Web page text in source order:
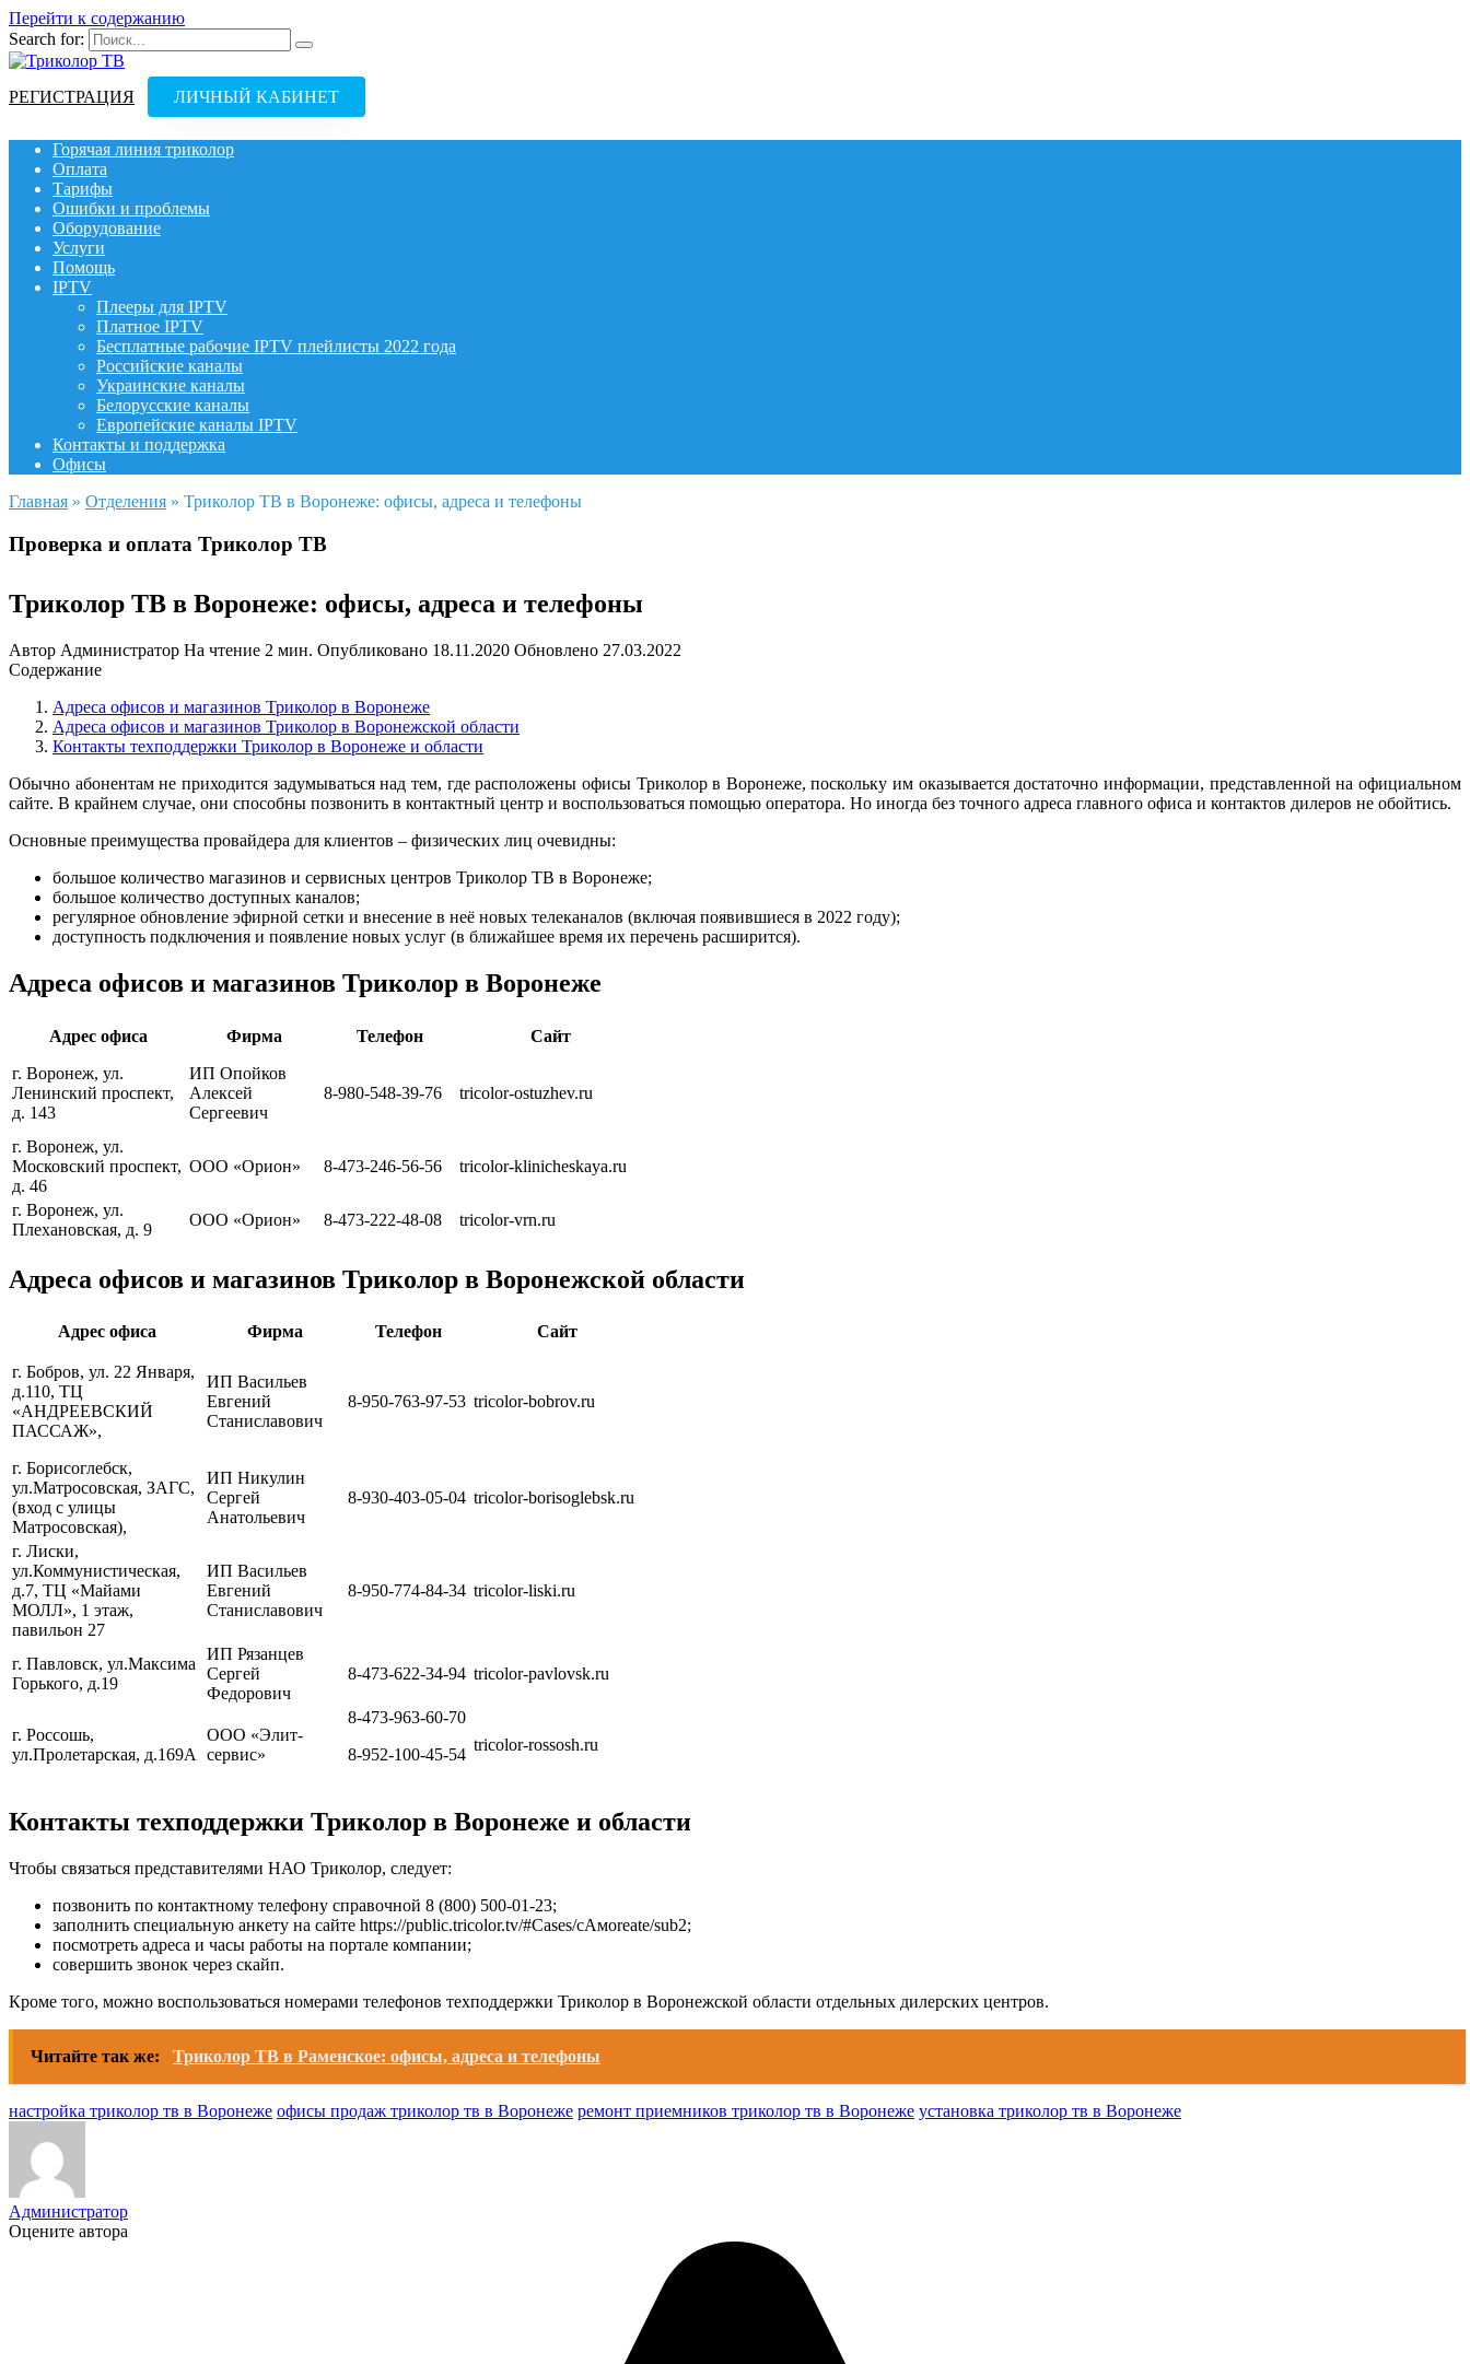
Перейти к содержанию
Search for:
РЕГИСТРАЦИЯ ЛИЧНЫЙ КАБИНЕТ
Горячая линия триколор
Оплата
Тарифы
Ошибки и проблемы
Оборудование
Услуги
Помощь
IPTV
Плееры для IPTV
Платное IPTV
Бесплатные рабочие IPTV плейлисты 2022 года
Российские каналы
Украинские каналы
Белорусские каналы
Европейские каналы IPTV
Контакты и поддержка
Офисы
Главная » Отделения » Триколор ТВ в Воронеже: офисы, адреса и телефоны
Проверка и оплата Триколор ТВ
Триколор ТВ в Воронеже: офисы, адреса и телефоны
Автор Администратор На чтение 2 мин. Опубликовано 18.11.2020 Обновлено 27.03.2022
Содержание
Адреса офисов и магазинов Триколор в Воронеже
Адреса офисов и магазинов Триколор в Воронежской области
Контакты техподдержки Триколор в Воронеже и области
Обычно абонентам не приходится задумываться над тем, где расположены офисы Триколор в Воронеже, поскольку им оказывается достаточно информации, представленной на официальном
сайте. В крайнем случае, они способны позвонить в контактный центр и воспользоваться помощью оператора. Но иногда без точного адреса главного офиса и контактов дилеров не обойтись.
Основные преимущества провайдера для клиентов – физических лиц очевидны:
большое количество магазинов и сервисных центров Триколор ТВ в Воронеже;
большое количество доступных каналов;
регулярное обновление эфирной сетки и внесение в неё новых телеканалов (включая появившиеся в 2022 году);
доступность подключения и появление новых услуг (в ближайшее время их перечень расширится).
Адреса офисов и магазинов Триколор в Воронеже
Адрес офиса Фирма Телефон
Сайт
г. Воронеж, ул.
Ленинский проспект,
д. 143
ИП Опойков
Алексей
Сергеевич
8-980-548-39-76 tricolor-ostuzhev.ru
г. Воронеж, ул.
Московский проспект,
д. 46
ООО «Орион» 8-473-246-56-56 tricolor-klinicheskaya.ru
г. Воронеж, ул.
Плехановская, д. 9
ООО «Орион» 8-473-222-48-08 tricolor-vrn.ru
Адреса офисов и магазинов Триколор в Воронежской области
Адрес офиса Фирма Телефон Сайт
г. Бобров, ул. 22 Января,
д.110, ТЦ
«АНДРЕЕВСКИЙ
ПАССАЖ»,
ИП Васильев
Евгений
Станиславович
8-950-763-97-53 tricolor-bobrov.ru
г. Борисоглебск,
ул.Матросовская, ЗАГС,
(вход с улицы
Матросовская),
ИП Никулин
Сергей
Анатольевич
8-930-403-05-04 tricolor-borisoglebsk.ru
г. Лиски,
ул.Коммунистическая,
д.7, ТЦ «Майами
МОЛЛ», 1 этаж,
павильон 27
ИП Васильев
Евгений
Станиславович
8-950-774-84-34 tricolor-liski.ru
г. Павловск, ул.Максима
Горького, д.19
ИП Рязанцев
Сергей
Федорович
8-473-622-34-94 tricolor-pavlovsk.ru
г. Россошь,
ул.Пролетарская, д.169А
ООО «Элит-
сервис»
8-473-963-60-70
8-952-100-45-54
tricolor-rossosh.ru
Контакты техподдержки Триколор в Воронеже и области
Чтобы связаться представителями НАО Триколор, следует:
позвонить по контактному телефону справочной 8 (800) 500-01-23;
заполнить специальную анкету на сайте https://public.tricolor.tv/#Cases/cАмоreate/sub2;
посмотреть адреса и часы работы на портале компании;
совершить звонок через скайп.
Кроме того, можно воспользоваться номерами телефонов техподдержки Триколор в Воронежской области отдельных дилерских центров.
Читайте так же: Триколор ТВ в Раменское: офисы, адреса и телефоны
настройка триколор тв в Воронеже офисы продаж триколор тв в Воронеже ремонт приемников триколор тв в Воронеже установка триколор тв в Воронеже
Администратор
Оцените автора